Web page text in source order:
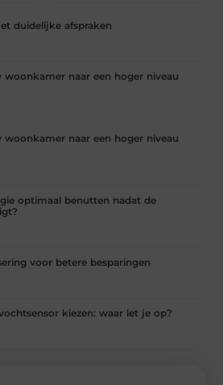
duidelijke afspraken
woonkamer naar een hoger niveau
woonkamer naar een hoger niveau
optimaal benutten nadat de
voor betere besparingen
kiezen: waar let je op?